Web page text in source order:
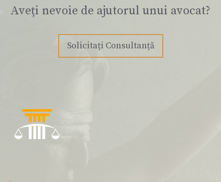
Aveți nevoie de ajutorul unui avocat?
Solicitați Consultanță